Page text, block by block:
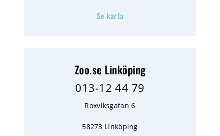
Se karta
Zoo.se Linköping
013-12 44 79
Roxviksgatan 6
58273 Linköping